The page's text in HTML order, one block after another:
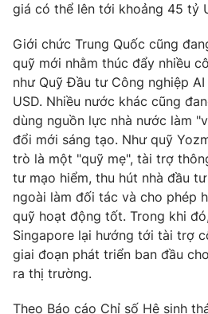
giá có thể lên tới khoảng 45 tỷ
Giới chức Trung Quốc cũng
quỹ mới nhằm thúc đẩy nhiều
như Quỹ Đầu tư Công nghiệp
USD. Nhiều nước khác cũng
dùng nguồn lực nhà nước làm
đổi mới sáng tạo. Như quỹ
trò là một "quỹ mẹ", tài trợ
tư mạo hiểm, thu hút nhà đầu
ngoài làm đối tác và cho phép
quỹ hoạt động tốt. Trong khi
Singapore lại hướng tới tài trợ
giai đoạn phát triển ban đầu
ra thị trường.
Theo Báo cáo Chỉ số Hệ sinh